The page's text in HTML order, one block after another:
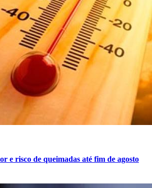
e risco de queimadas até fim de agosto